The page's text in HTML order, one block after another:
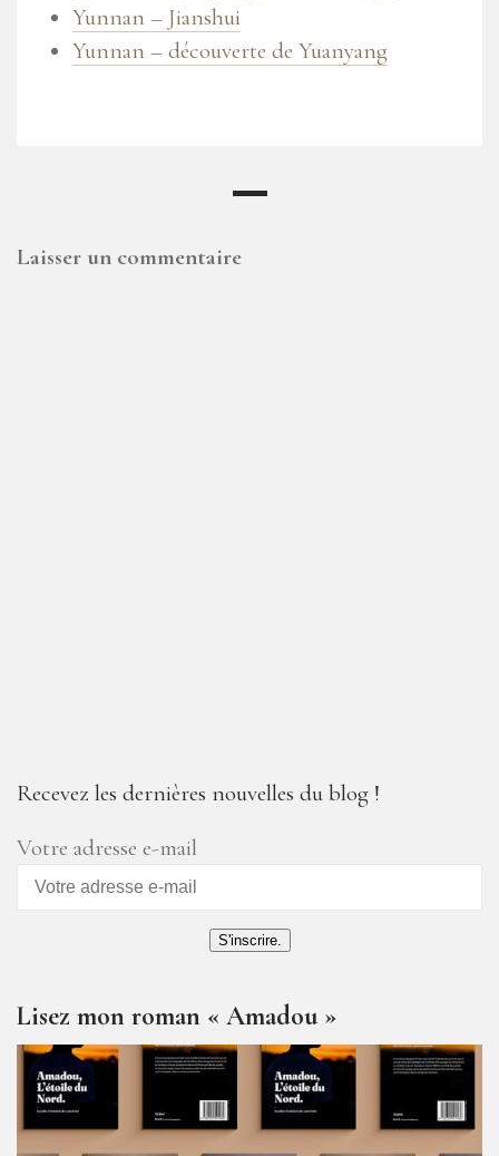
Yunnan – Jianshui
Yunnan – découverte de Yuanyang
Laisser un commentaire
Recevez les dernières nouvelles du blog !
Votre adresse e-mail
S'inscrire.
Lisez mon roman « Amadou »